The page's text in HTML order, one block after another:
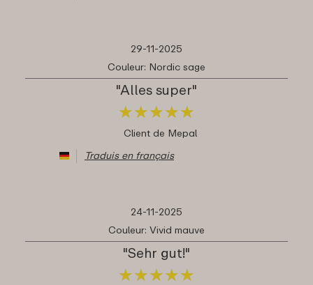
29-11-2025
Couleur: Nordic sage
"Alles super"
★★★★★
★★★★★
Client de Mepal
Traduis en français
24-11-2025
Couleur: Vivid mauve
"Sehr gut!"
★★★★★
★★★★★